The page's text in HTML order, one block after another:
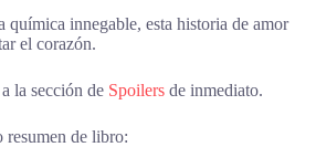
química innegable, esta historia de amor
el corazón.
la sección de Spoilers de inmediato.
resumen de libro: